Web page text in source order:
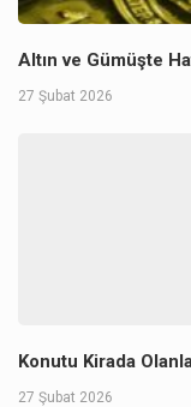
Altın ve Gümüşte
27 Şubat 2026
Konutu Kirada
27 Şubat 2026